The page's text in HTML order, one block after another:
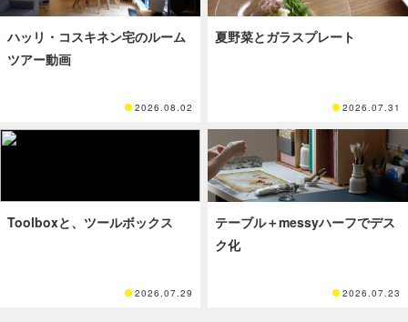
ハッリ・コスキネン宅のルーム
ツアー動画
2026.08.02
夏野菜とガラスプレート
2026.07.31
Toolboxと、ツールボックス
2026.07.29
テーブル＋messyハーフでデス
ク化
2026.07.23